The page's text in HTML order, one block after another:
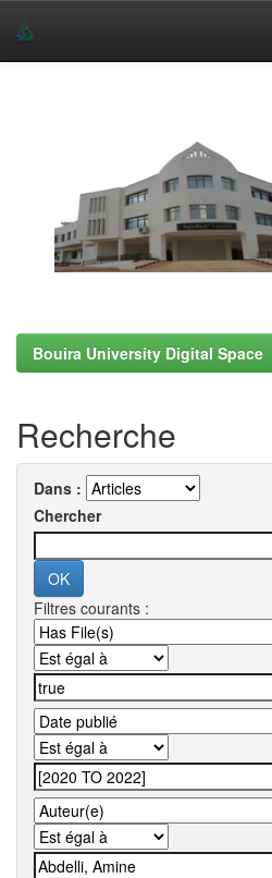
Bouira University Digital Space
Recherche
Dans :
Chercher
Filtres courants :